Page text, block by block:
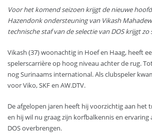
Voor het komend seizoen krijgt de nieuwe
Hazendonk ondersteuning van Vikash
technische staf van de selectie van DOS krijgt
Vikash (37) woonachtig in Hoef en Haag, heeft
spelerscarrière op hoog niveau achter de rug.
nog Surinaams international. Als clubspeler
voor Viko, SKF en AW.DTV.
De afgelopen jaren heeft hij voorzichtig aan het
en hij wil nu graag zijn korfbalkennis en ervaring
DOS overbrengen.